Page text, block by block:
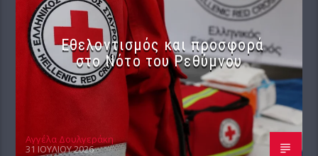
Εθελοντισμός και προσφορά
στο Νότο του Ρεθύμνου
Αγγέλα Δουλγεράκη
31 ΙΟΥΛΊΟΥ 2026